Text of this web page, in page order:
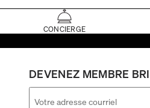
CONCIERGE
DEVENEZ MEMBRE